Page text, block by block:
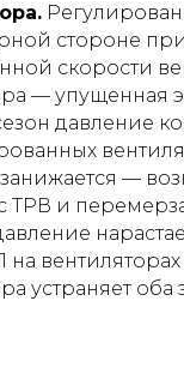
стороне при
скорости
— упущенная
давление
—
ТРВ и
вентиляторах
устраняет оба